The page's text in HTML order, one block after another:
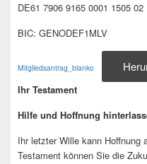
DE61 7906 9165 0001 1505
BIC: GENODEF1MLV
Mitgliedsantrag_blanko
Ihr Testament
Hilfe und Hoffnung
Ihr letzter Wille kann Hoffnung
Testament können Sie die